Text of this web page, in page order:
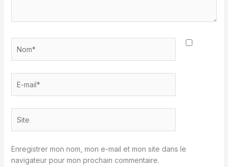
mail*
Enregistrer mon nom, mon e-mail et mon site dans le
navigateur pour mon prochain commentaire.